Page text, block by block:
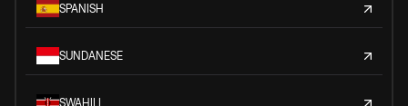
SPANISH
SUNDANESE
SWAHILI